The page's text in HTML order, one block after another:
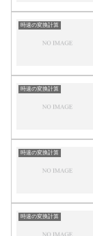
時速の変換計算
時速の変換計算
時速の変換計算
時速の変換計算